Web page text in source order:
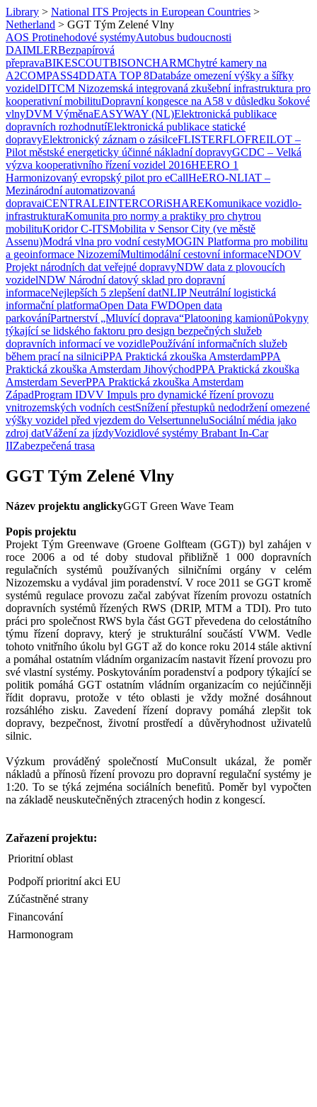
Library > National ITS Projects in European Countries >
Netherland > GGT Tým Zelené Vlny
AOS Protinehodové systémyAutobus budoucnosti
DAIMLERBezpapírová
přepravaBIKESCOUTBISONCHARMChytré kamery na
A2COMPASS4DDATA TOP 8Databáze omezení výšky a šířky
vozidelDITCM Nizozemská integrovaná zkušební infrastruktura pro
kooperativní mobilituDopravní kongesce na A58 v důsledku šokové
vlnyDVM VýměnaEASYWAY (NL)Elektronická publikace
dopravních rozhodnutíElektronická publikace statické
dopravyElektronický záznam o zásilceFLISTERFLOFREILOT –
Pilot městské energeticky účinné nákladní dopravyGCDC – Velká
výzva kooperativního řízení vozidel 2016HEERO 1
Harmonizovaný evropský pilot pro eCallHeERO-NLIAT –
Mezinárodní automatizovaná
dopravaiCENTRALEINTERCORiSHAREKomunikace vozidlo-
infrastrukturaKomunita pro normy a praktiky pro chytrou
mobilituKoridor C-ITSMobilita v Sensor City (ve městě
Assenu)Modrá vlna pro vodní cestyMOGIN Platforma pro mobilitu
a geoinformace NizozemíMultimodální cestovní informaceNDOV
Projekt národních dat veřejné dopravyNDW data z plovoucích
vozidelNDW Národní datový sklad pro dopravní
informaceNejlepších 5 zlepšení datNLIP Neutrální logistická
informační platformaOpen Data FWDOpen data
parkováníPartnerství „Mluvící doprava“Platooning kamionůPokyny
týkající se lidského faktoru pro design bezpečných služeb
dopravních informací ve vozidlePoužívání informačních služeb
během prací na silniciPPA Praktická zkouška AmsterdamPPA
Praktická zkouška Amsterdam JihovýchodPPA Praktická zkouška
Amsterdam SeverPPA Praktická zkouška Amsterdam
ZápadProgram IDVV Impuls pro dynamické řízení provozu
vnitrozemských vodních cestSnížení přestupků nedodržení omezené
výšky vozidel před vjezdem do VelsertunneluSociální média jako
zdroj datVážení za jízdyVozidlové systémy Brabant In-Car
IIZabezpečená trasa
GGT Tým Zelené Vlny
Název projektu anglickyGGT Green Wave Team
Popis projektu
Projekt Tým Greenwave (Groene Golfteam (GGT)) byl zahájen v
roce 2006 a od té doby studoval přibližně 1 000 dopravních
regulačních systémů používaných silničními orgány v celém
Nizozemsku a vydával jim poradenství. V roce 2011 se GGT kromě
systémů regulace provozu začal zabývat řízením provozu ostatních
dopravních systémů řízených RWS (DRIP, MTM a TDI). Pro tuto
práci pro společnost RWS byla část GGT převedena do celostátního
týmu řízení dopravy, který je strukturální součástí VWM. Vedle
tohoto vnitřního úkolu byl GGT až do konce roku 2014 stále aktivní
a pomáhal ostatním vládním organizacím nastavit řízení provozu pro
své vlastní systémy. Poskytováním poradenství a podpory týkající se
politik pomáhá GGT ostatním vládním organizacím co nejúčinněji
řídit dopravu, protože v této oblasti je vždy možné dosáhnout
rozsáhlého zisku. Zavedení řízení dopravy pomáhá zlepšit tok
dopravy, bezpečnost, životní prostředí a důvěryhodnost uživatelů
silnic.
Výzkum prováděný společností MuConsult ukázal, že poměr
nákladů a přínosů řízení provozu pro dopravní regulační systémy je
1:20. To se týká zejména sociálních benefitů. Poměr byl vypočten
na základě neuskutečněných ztracených hodin z kongescí.
Zařazení projektu:
Prioritní oblast
Podpoří prioritní akci EU
Zúčastněné strany
Financování
Harmonogram